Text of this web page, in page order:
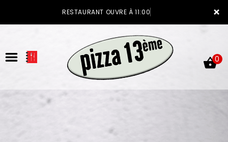
×
RESTAURANT OUVRE À 11:00
0